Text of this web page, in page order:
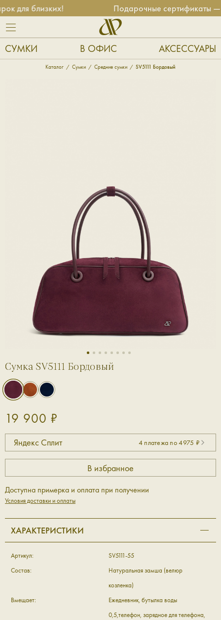
для близких! Подарочные сертификаты —
СУМКИ В ОФИС АКСЕССУАРЫ
Каталог Сумки Средние сумки SV5111 Бордовый
1 2 3 4 5 6 7 8
Сумка SV5111 Бордовый
19 900 ₽
Яндекс Сплит 4 платежа по 4975 ₽
Доступна примерка и оплата при получении
Условия доставки и оплаты
ХАРАКТЕРИСТИКИ
Артикул:
SV5111-55
Состав:
Натуральная замша (велюр
козленка)
Вмещает:
Ежедневник, бутылка воды
0,5,телефон, зарядное для телефона,